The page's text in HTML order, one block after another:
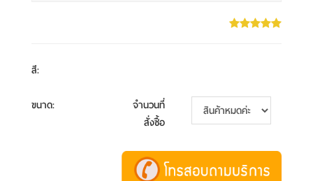
สี:
ขนาด:
จำนวนที่
สั่งซื้อ